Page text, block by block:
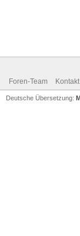
Foren-Team Kontakt
Deutsche Übersetzung: